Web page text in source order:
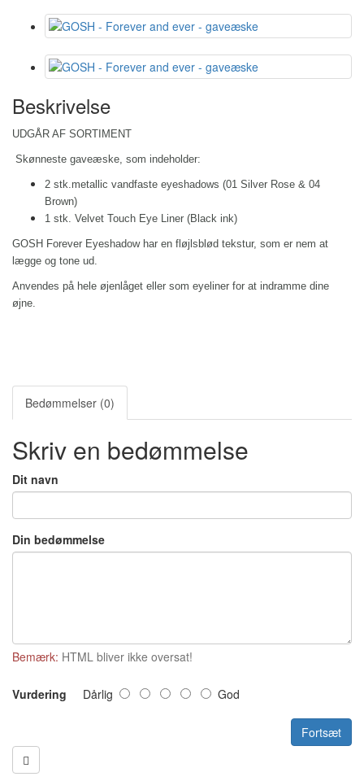
Beskrivelse
UDGÅR AF SORTIMENT
Skønneste gaveæske, som indeholder:
2 stk.metallic vandfaste eyeshadows (01 Silver Rose & 04
Brown)
1 stk. Velvet Touch Eye Liner (Black ink)
GOSH Forever Eyeshadow har en fløjlsblød tekstur, som er nem at
lægge og tone ud.
Anvendes på hele øjenlåget eller som eyeliner for at indramme dine
øjne.
Bedømmelser (0)
Skriv en bedømmelse
Dit navn
Din bedømmelse
Bemærk: HTML bliver ikke oversat!
Vurdering Dårlig God
Fortsæt